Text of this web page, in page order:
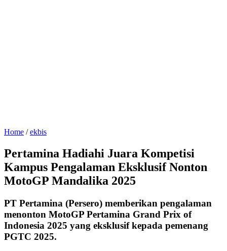
Home /ekbis
Pertamina Hadiahi Juara Kompetisi
Kampus Pengalaman Eksklusif Nonton
MotoGP Mandalika 2025
PT Pertamina (Persero) memberikan pengalaman
menonton MotoGP Pertamina Grand Prix of
Indonesia 2025 yang eksklusif kepada pemenang
PGTC 2025.